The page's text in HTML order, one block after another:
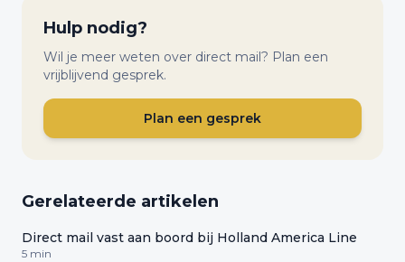
Hulp nodig?
Wil je meer weten over direct mail? Plan een
vrijblijvend gesprek.
Plan een gesprek
Gerelateerde artikelen
Direct mail vast aan boord bij Holland America Line
5 min